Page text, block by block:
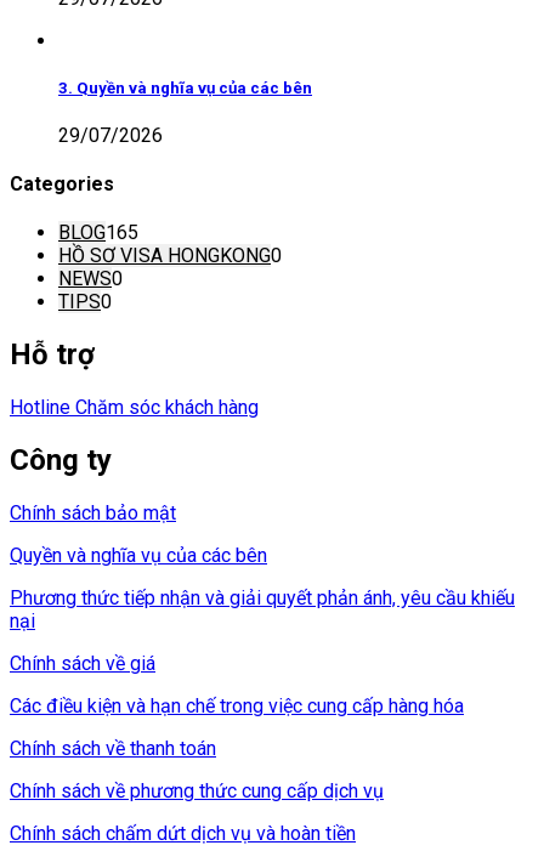
3. Quyền và nghĩa vụ của các bên
29/07/2026
Categories
BLOG165
HỒ SƠ VISA HONGKONG0
NEWS0
TIPS0
Hỗ trợ
Hotline Chăm sóc khách hàng
Công ty
Chính sách bảo mật
Quyền và nghĩa vụ của các bên
Phương thức tiếp nhận và giải quyết phản ánh, yêu cầu khiếu
nại
Chính sách về giá
Các điều kiện và hạn chế trong việc cung cấp hàng hóa
Chính sách về thanh toán
Chính sách về phương thức cung cấp dịch vụ
Chính sách chấm dứt dịch vụ và hoàn tiền